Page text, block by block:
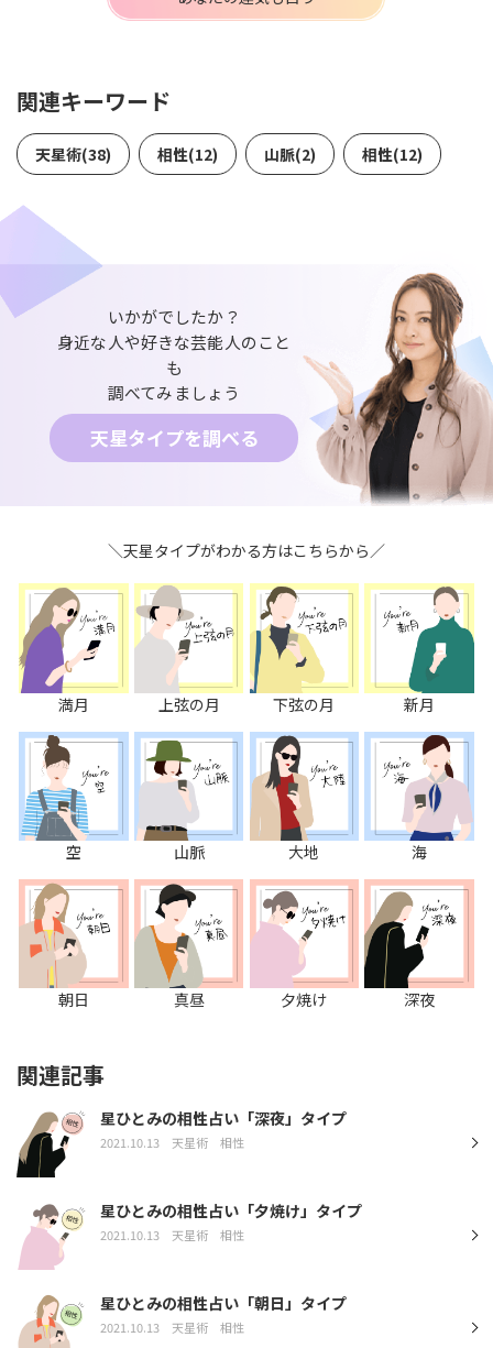
関連キーワード
天星術(38) 相性(12) 山脈(2) 相性(12)
いかがでしたか？
身近な人や好きな芸能人のこと
も
調べてみましょう
天星タイプを調べる
＼天星タイプがわかる方はこちらから／
満月 上弦の月 下弦の月 新月
空 山脈 大地 海
朝日 真昼 夕焼け 深夜
関連記事
星ひとみの相性占い「深夜」タイプ
2021.10.13 天星術 相性
星ひとみの相性占い「夕焼け」タイプ
2021.10.13 天星術 相性
星ひとみの相性占い「朝日」タイプ
2021.10.13 天星術 相性